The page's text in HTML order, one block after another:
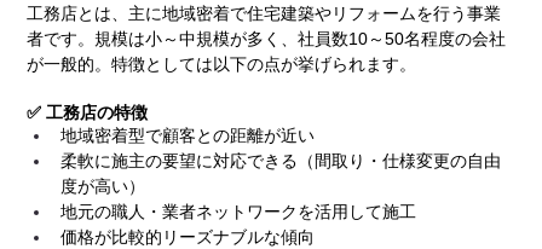
工務店とは、主に地域密着で住宅建築やリフォームを行う事業
者です。規模は小～中規模が多く、社員数10～50名程度の会社
が一般的。特徴としては以下の点が挙げられます。
✅ 工務店の特徴
地域密着型で顧客との距離が近い
柔軟に施主の要望に対応できる（間取り・仕様変更の自由
度が高い）
地元の職人・業者ネットワークを活用して施工
価格が比較的リーズナブルな傾向